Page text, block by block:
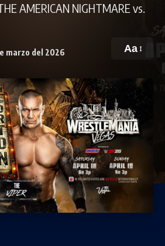
AMERICAN NIGHTMARE vs.
marzo del 2026 Aa